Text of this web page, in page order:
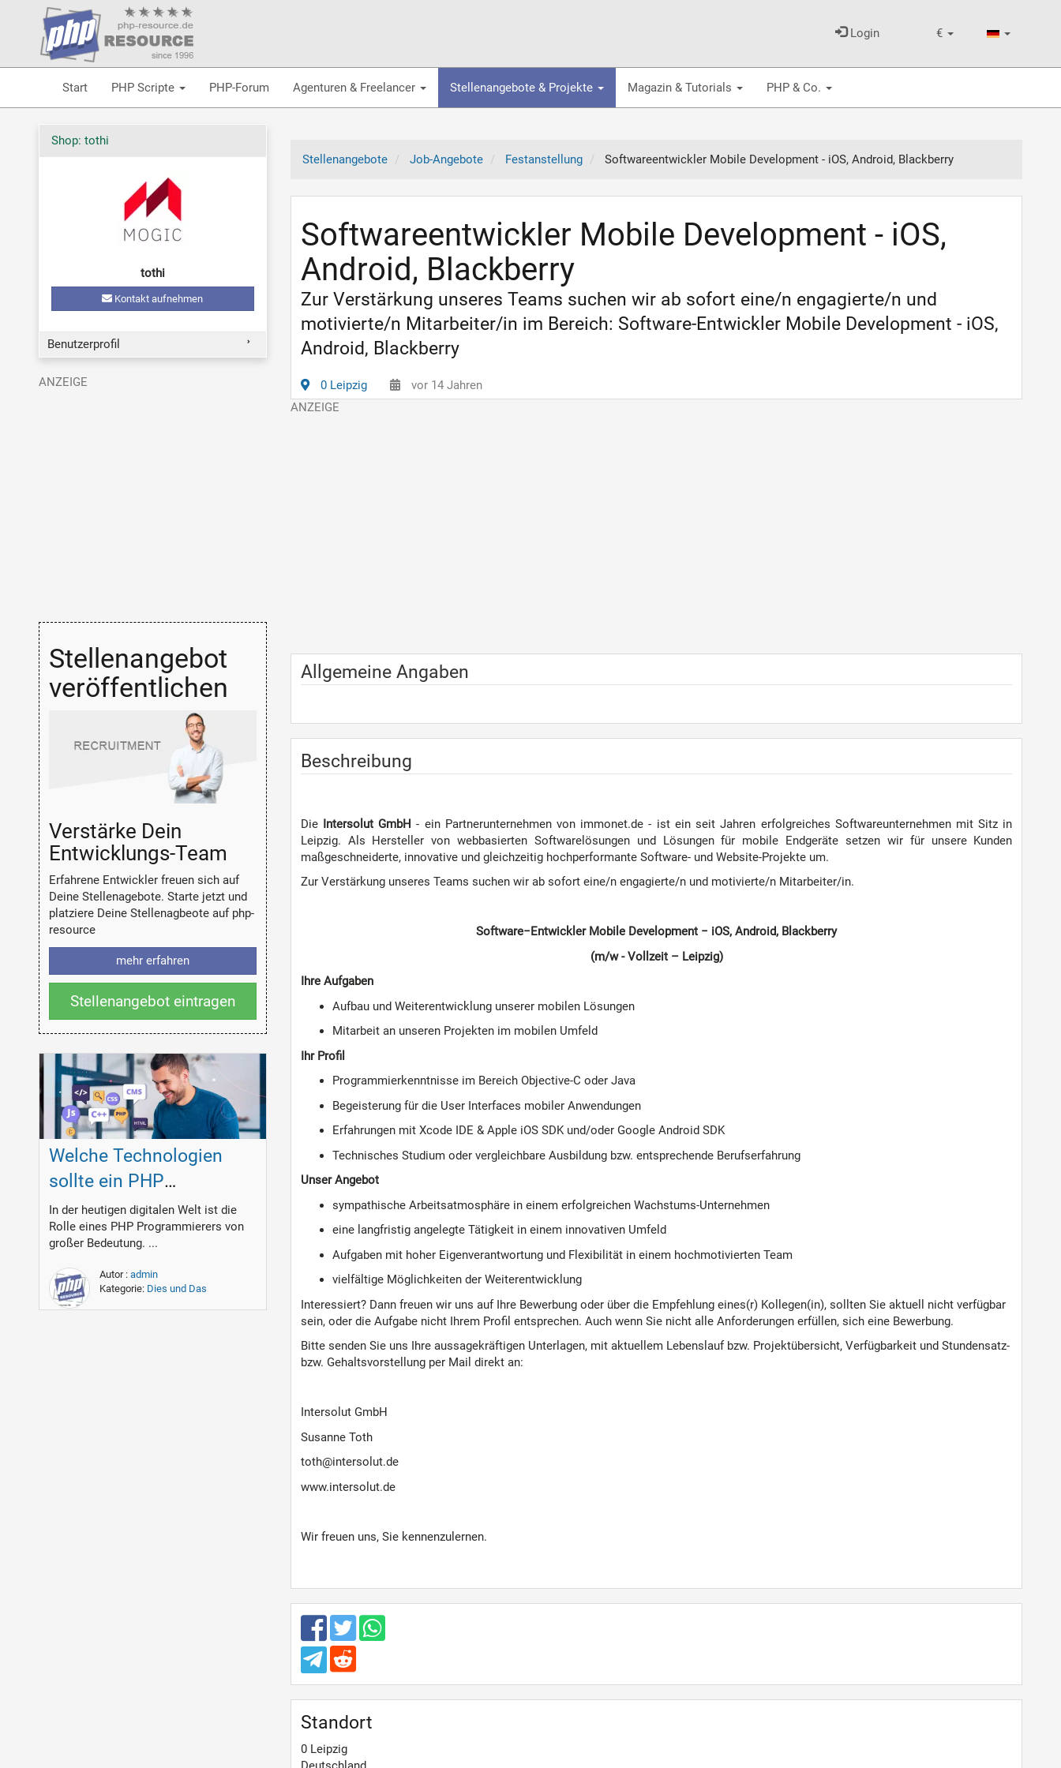
€
Login
Start PHP Scripte PHP-Forum Agenturen & Freelancer Stellenangebote & Projekte Magazin & Tutorials PHP & Co.
Stellenangebote Job-Angebote Festanstellung Softwareentwickler Mobile Development - iOS, Android, Blackberry
Softwareentwickler Mobile Development - iOS,
Android, Blackberry
Zur Verstärkung unseres Teams suchen wir ab sofort eine/n engagierte/n und
motivierte/n Mitarbeiter/in im Bereich: Software-Entwickler Mobile Development - iOS,
Android, Blackberry
0 Leipzig vor 14 Jahren
Allgemeine Angaben
Beschreibung
Die Intersolut GmbH - ein Partnerunternehmen von immonet.de - ist ein seit Jahren erfolgreiches Softwareunternehmen mit Sitz in
Leipzig. Als Hersteller von webbasierten Softwarelösungen und Lösungen für mobile Endgeräte setzen wir für unsere Kunden
maßgeschneiderte, innovative und gleichzeitig hochperformante Software- und Website-Projekte um.
Zur Verstärkung unseres Teams suchen wir ab sofort eine/n engagierte/n und motivierte/n Mitarbeiter/in.
Software−Entwickler Mobile Development − iOS, Android, Blackberry
(m/w - Vollzeit – Leipzig)
Ihre Aufgaben
Aufbau und Weiterentwicklung unserer mobilen Lösungen
Mitarbeit an unseren Projekten im mobilen Umfeld
Ihr Profil
Programmierkenntnisse im Bereich Objective-C oder Java
Begeisterung für die User Interfaces mobiler Anwendungen
Erfahrungen mit Xcode IDE & Apple iOS SDK und/oder Google Android SDK
Technisches Studium oder vergleichbare Ausbildung bzw. entsprechende Berufserfahrung
Unser Angebot
sympathische Arbeitsatmosphäre in einem erfolgreichen Wachstums-Unternehmen
eine langfristig angelegte Tätigkeit in einem innovativen Umfeld
Aufgaben mit hoher Eigenverantwortung und Flexibilität in einem hochmotivierten Team
vielfältige Möglichkeiten der Weiterentwicklung
Interessiert? Dann freuen wir uns auf Ihre Bewerbung oder über die Empfehlung eines(r) Kollegen(in), sollten Sie aktuell nicht verfügbar
sein, oder die Aufgabe nicht Ihrem Profil entsprechen. Auch wenn Sie nicht alle Anforderungen erfüllen, sich eine Bewerbung.
Bitte senden Sie uns Ihre aussagekräftigen Unterlagen, mit aktuellem Lebenslauf bzw. Projektübersicht, Verfügbarkeit und Stundensatz-
bzw. Gehaltsvorstellung per Mail direkt an:
Intersolut GmbH
Susanne Toth
toth@intersolut.de
www.intersolut.de
Wir freuen uns, Sie kennenzulernen.
Standort
0 Leipzig
Shop: tothi
tothi
Kontakt aufnehmen
Benutzerprofil
Stellenangebot
veröffentlichen
Verstärke Dein
Entwicklungs-Team
Erfahrene Entwickler freuen sich auf
Deine Stellenagebote. Starte jetzt und
platziere Deine Stellenagbeote auf php-
resource
mehr erfahren
Stellenangebot eintragen
Welche Technologien
sollte ein PHP
Programmierer
beherrschen?
In der heutigen digitalen Welt ist die
Rolle eines PHP Programmierers von
großer Bedeutung. ...
Autor : admin
Kategorie: Dies und Das